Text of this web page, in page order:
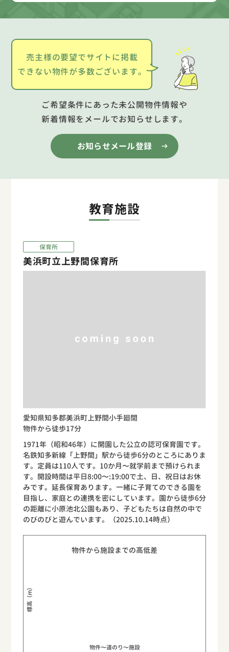
売主様の要望でサイトに掲載
できない物件が多数ございます。
ご希望条件にあった未公開物件情報や
新着情報をメールでお知らせします。
お知らせメール登録
教育施設
保育所
美浜町立上野間保育所
愛知県知多郡美浜町上野間小手廻間
物件から徒歩17分
1971年（昭和46年）に開園した公立の認可保育園です。
名鉄知多新線「上野間」駅から徒歩6分のところにありま
す。定員は110人です。10か月〜就学前まで預けられま
す。開設時間は平日8:00〜:19:00で土、日、祝日はお休
みです。延長保育あります。一緒に子育てのできる園を
目指し、家庭との連携を密にしています。園から徒歩6分
の距離に小原池北公園もあり、子どもたちは自然の中で
のびのびと遊んでいます。（2025.10.14時点）
物件から施設までの高低差
標高（m）
物件〜道のり〜施設